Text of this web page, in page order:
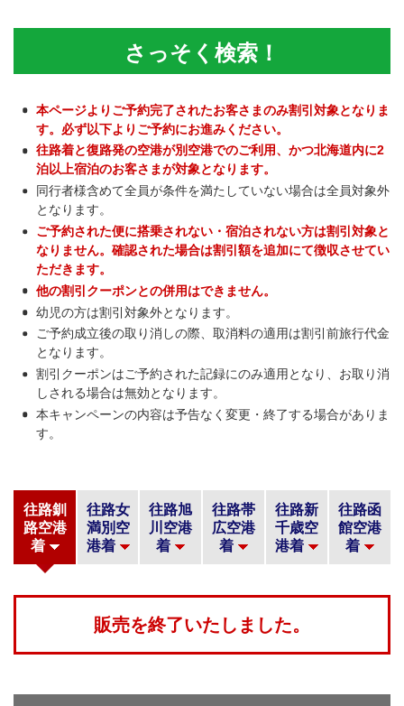
さっそく検索！
本ページよりご予約完了されたお客さまのみ割引対象となりま
す。必ず以下よりご予約にお進みください。
往路着と復路発の空港が別空港でのご利用、かつ北海道内に2
泊以上宿泊のお客さまが対象となります。
同行者様含めて全員が条件を満たしていない場合は全員対象外
となります。
ご予約された便に搭乗されない・宿泊されない方は割引対象と
なりません。確認された場合は割引額を追加にて徴収させてい
ただきます。
他の割引クーポンとの併用はできません。
幼児の方は割引対象外となります。
ご予約成立後の取り消しの際、取消料の適用は割引前旅行代金
となります。
割引クーポンはご予約された記録にのみ適用となり、お取り消
しされる場合は無効となります。
本キャンペーンの内容は予告なく変更・終了する場合がありま
す。
往路釧
路空港
着
往路女
満別空
港着
往路旭
川空港
着
往路帯
広空港
着
往路新
千歳空
港着
往路函
館空港
着
販売を終了いたしました。